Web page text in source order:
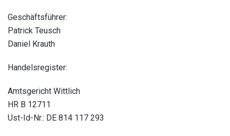
Geschäftsführer:
Patrick Teusch
Daniel Krauth
Handelsregister:
Amtsgericht Wittlich
HR B 12711
Ust-Id-Nr.: DE 814 117 293